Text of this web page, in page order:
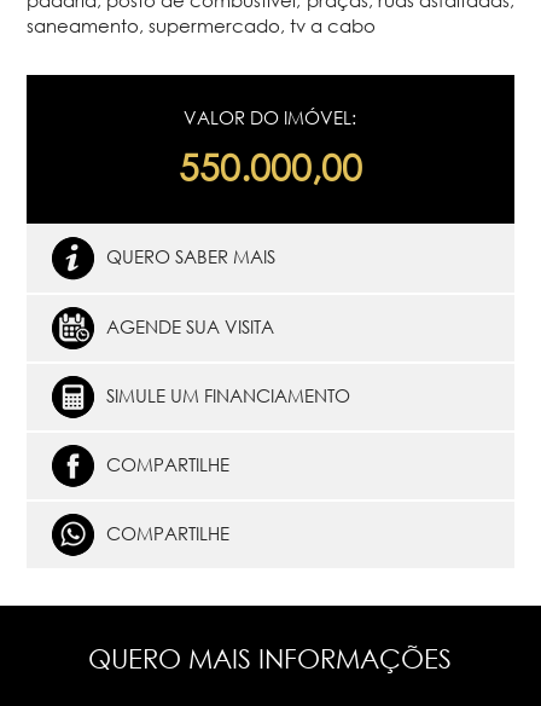
saneamento, supermercado, tv a cabo
VALOR DO IMÓVEL:
550.000,00
QUERO SABER MAIS
AGENDE SUA VISITA
SIMULE UM FINANCIAMENTO
COMPARTILHE
COMPARTILHE
QUERO MAIS INFORMAÇÕES